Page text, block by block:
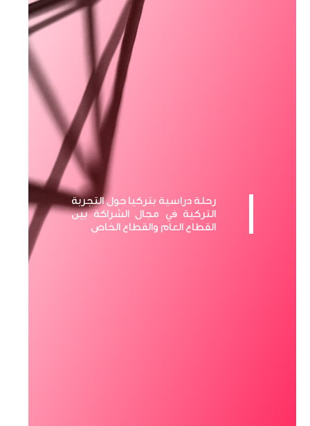
رحلة دراسية بتركيا حول التجربة
التركية في مجال الشراكة بين
القطاع العام والقطاع الخاص